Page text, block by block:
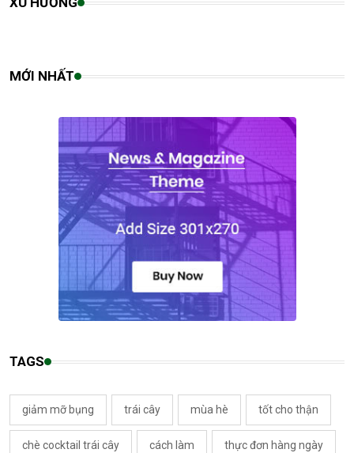
MỚI NHẤT
TAGS
giảm mỡ bụng trái cây mùa hè tốt cho thận
chè cocktail trái cây cách làm thực đơn hàng ngày